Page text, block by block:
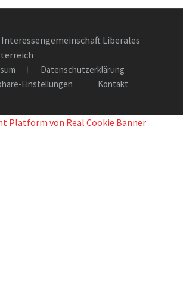
Liberales
Datenschutzerklärung
Einstellungen
Kontakt
Platform von Real Cookie Banner